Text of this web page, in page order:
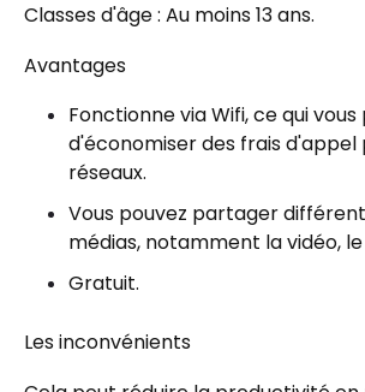
Classes d'âge : Au moins 13 ans.
Avantages
Fonctionne via Wifi, ce qui
d'économiser des frais d'appel
réseaux.
Vous pouvez partager
médias, notamment la vidéo,
Gratuit.
Les inconvénients